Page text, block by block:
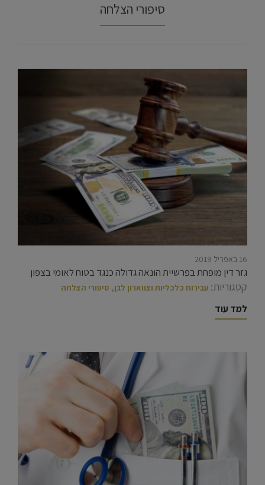
סיפורי הצלחה
16 באפריל 2019
גזר דין מופחת בפרשיית הונאה גדולה כנגד בטוח לאומי בצפון
קטגוריות: עבירות כלכליות וצווארון לבן, סיפורי הצלחה
למד עוד